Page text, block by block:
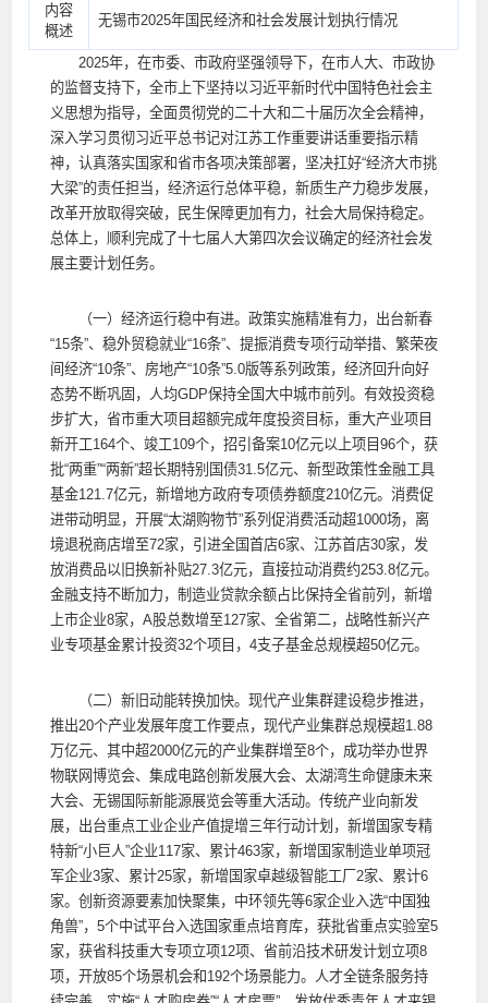
内容
概述
无锡市2025年国民经济和社会发展计划执行情况
2025年，在市委、市政府坚强领导下，在市人大、市政协
的监督支持下，全市上下坚持以习近平新时代中国特色社会主
义思想为指导，全面贯彻党的二十大和二十届历次全会精神，
深入学习贯彻习近平总书记对江苏工作重要讲话重要指示精
神，认真落实国家和省市各项决策部署，坚决扛好“经济大市挑
大梁”的责任担当，经济运行总体平稳，新质生产力稳步发展，
改革开放取得突破，民生保障更加有力，社会大局保持稳定。
总体上，顺利完成了十七届人大第四次会议确定的经济社会发
展主要计划任务。
（一）经济运行稳中有进。政策实施精准有力，出台新春
“15条”、稳外贸稳就业“16条”、提振消费专项行动举措、繁荣夜
间经济“10条”、房地产“10条”5.0版等系列政策，经济回升向好
态势不断巩固，人均GDP保持全国大中城市前列。有效投资稳
步扩大，省市重大项目超额完成年度投资目标，重大产业项目
新开工164个、竣工109个，招引备案10亿元以上项目96个，获
批“两重”“两新”超长期特别国债31.5亿元、新型政策性金融工具
基金121.7亿元，新增地方政府专项债券额度210亿元。消费促
进带动明显，开展“太湖购物节”系列促消费活动超1000场，离
境退税商店增至72家，引进全国首店6家、江苏首店30家，发
放消费品以旧换新补贴27.3亿元，直接拉动消费约253.8亿元。
金融支持不断加力，制造业贷款余额占比保持全省前列，新增
上市企业8家，A股总数增至127家、全省第二，战略性新兴产
业专项基金累计投资32个项目，4支子基金总规模超50亿元。
（二）新旧动能转换加快。现代产业集群建设稳步推进，
推出20个产业发展年度工作要点，现代产业集群总规模超1.88
万亿元、其中超2000亿元的产业集群增至8个，成功举办世界
物联网博览会、集成电路创新发展大会、太湖湾生命健康未来
大会、无锡国际新能源展览会等重大活动。传统产业向新发
展，出台重点工业企业产值提增三年行动计划，新增国家专精
特新“小巨人”企业117家、累计463家，新增国家制造业单项冠
军企业3家、累计25家，新增国家卓越级智能工厂2家、累计6
家。创新资源要素加快聚集，中环领先等6家企业入选“中国独
角兽”，5个中试平台入选国家重点培育库，获批省重点实验室5
家，获省科技重大专项立项12项、省前沿技术研发计划立项8
项，开放85个场景机会和192个场景能力。人才全链条服务持